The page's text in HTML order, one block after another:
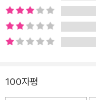
차이는 무엇에서 만들어질
느끼면서도 나에게 조금 더
있다면 무엇일까? 이 책은
바로, 상대방을 존중하는 공
를 알고 싶을 때, 인간관계를
서든지 꺼내 쓸 수 있는 은
100자평